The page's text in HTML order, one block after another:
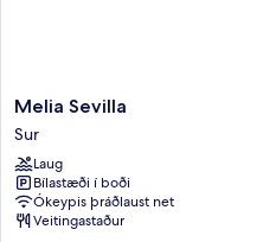
Melia
Sevilla
Sur
Melia Sevilla
Sur
Laug
Bílastæði í boði
Ókeypis þráðlaust net
Veitingastaður